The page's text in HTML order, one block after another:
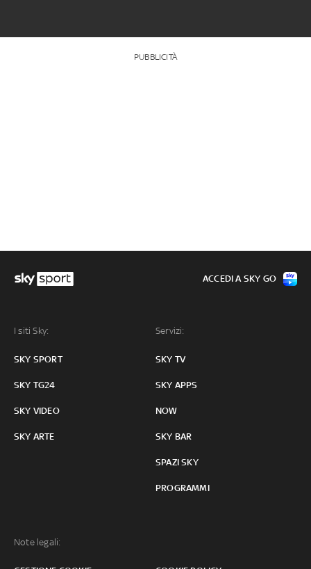
PUBBLICITÀ
I siti Sky:
SKY SPORT
SKY TG24
SKY VIDEO
SKY ARTE
Servizi:
SKY TV
SKY APPS
NOW
SKY BAR
SPAZI SKY
PROGRAMMI
Note legali:
ACCEDI A SKY GO